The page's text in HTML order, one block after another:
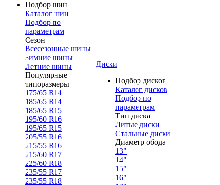
Подбор шин
Каталог шин
Подбор по
параметрам
Сезон
Всесезонные шины
Зимние шины
Летние шины
Популярные
типоразмеры
175/65 R14
185/65 R14
185/65 R15
195/60 R16
195/65 R15
205/55 R16
215/55 R16
215/60 R17
225/60 R18
235/55 R17
235/55 R18
Диски
Подбор дисков
Каталог дисков
Подбор по
параметрам
Тип диска
Литые диски
Стальные диски
Диаметр обода
13"
14"
15"
16"